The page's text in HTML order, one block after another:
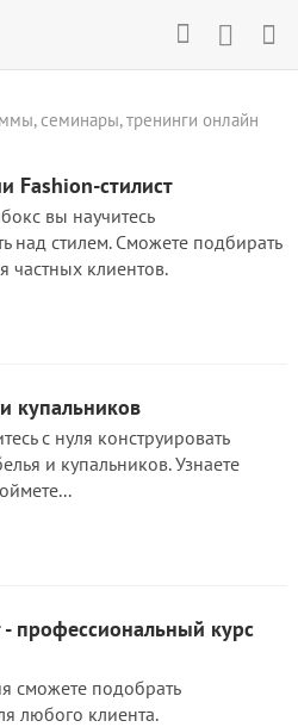
семинары, тренинги онлайн
Fashion-стилист
вы научитесь
над стилем. Сможете подбирать
частных клиентов.
купальников
с нуля конструировать
и купальников. Узнаете
профессиональный курс
сможете подобрать
любого клиента.